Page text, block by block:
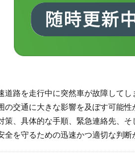
道路を走行中に突然車が故障して
の交通に大きな影響を及ぼす可能
策、具体的な手順、緊急連絡先、
全を守るための迅速かつ適切な判断